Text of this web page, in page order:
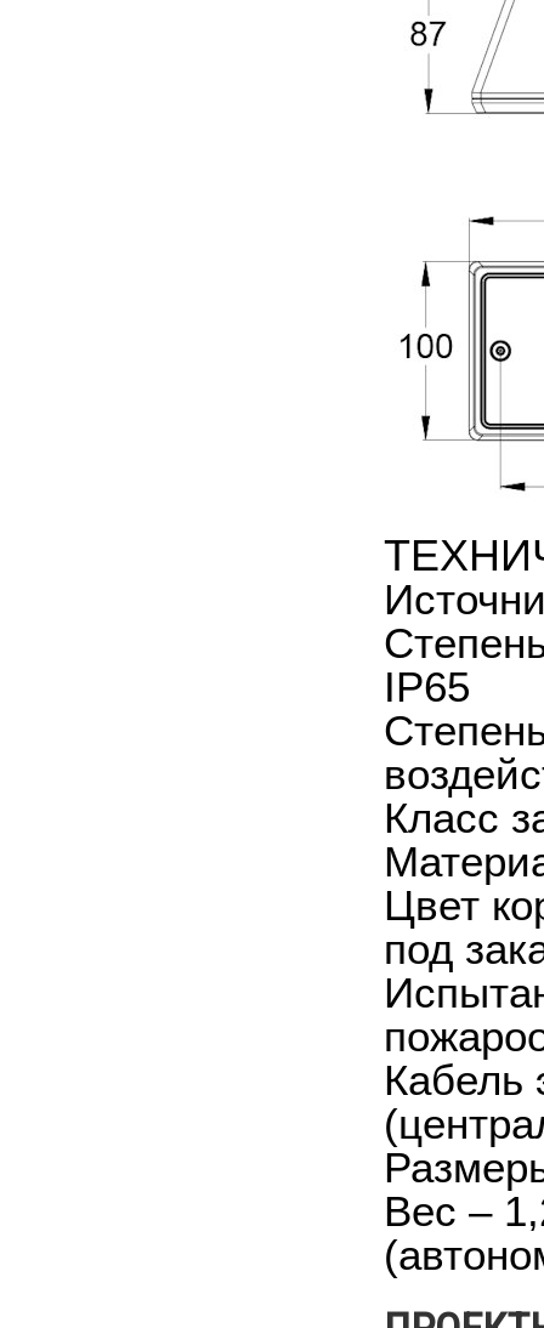
IP65
Класс
Цвет
под
Кабель
Вес –